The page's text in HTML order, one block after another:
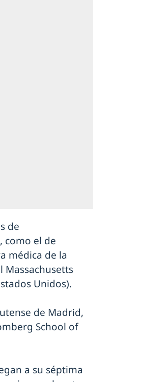
de
como el de
médica de la
Massachusetts
Unidos).
de Madrid,
School of
a su séptima